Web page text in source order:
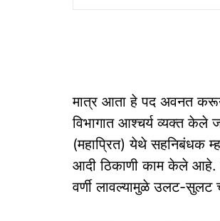
मात्र आता हे पद अवनत
विभागात आश्‍चर्य व्यक्त केले
(महाप्रित) येथे सहनिबंधक
आदी ठिकाणी काम केले आहे.
वर्णी लावल्यामुळे उलट-सुलट